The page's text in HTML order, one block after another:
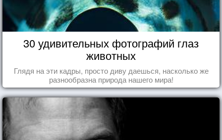
30 удивительных фотографий глаз
животных
Глядя на эти кадры, просто диву даешься, насколько же
разнообразна природа нашего мира!